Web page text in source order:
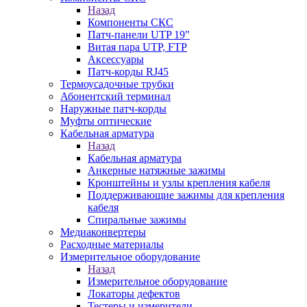
Назад
Компоненты СКС
Патч-панели UTP 19"
Витая пара UTP, FTP
Аксессуары
Патч-корды RJ45
Термоусадочные трубки
Абонентский терминал
Наружные патч-корды
Муфты оптические
Кабельная арматура
Назад
Кабельная арматура
Анкерные натяжные зажимы
Кронштейны и узлы крепления кабеля
Поддерживающие зажимы для крепления
кабеля
Спиральные зажимы
Медиаконвертеры
Расходные материалы
Измерительное оборудование
Назад
Измерительное оборудование
Локаторы дефектов